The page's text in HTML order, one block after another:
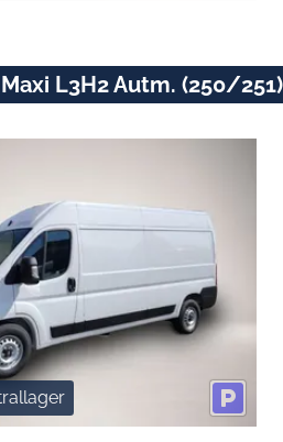
L3H2 Autm. (250/251)